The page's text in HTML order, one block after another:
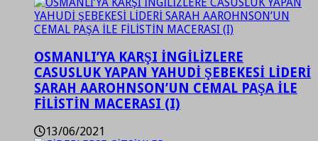
OSMANLI’YA KARŞI İNGİLİZLERE
CASUSLUK YAPAN YAHUDİ ŞEBEKESİ LİDERİ
SARAH AAROHNSON’UN CEMAL PAŞA İLE
FİLİSTİN MACERASI (I)
13/06/2021